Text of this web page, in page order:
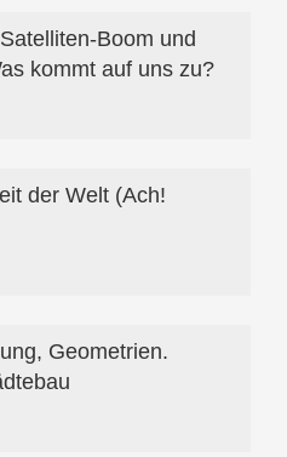
Boom und
kommt auf uns zu?
der Welt (Ach!
Geometrien.